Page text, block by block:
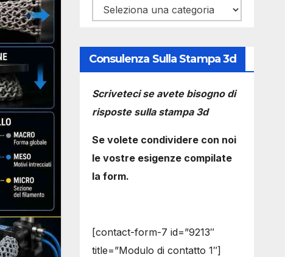
Categorie
Consulenza Sulla Stampa 3d
Scriveteci se avete bisogno di
risposte sulla stampa 3d
Se volete condividere con noi
le vostre esigenze compilate
la form.
[contact-form-7 id=”9213″
title=”Modulo di contatto 1″]